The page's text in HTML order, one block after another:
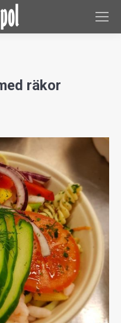
räkor